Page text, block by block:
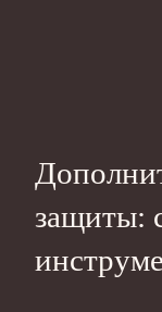
защиты: